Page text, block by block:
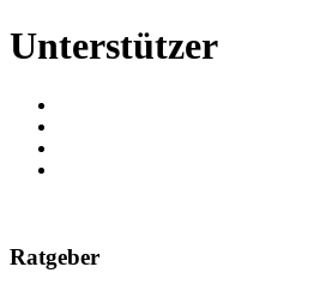
Unterstützer
Ratgeber